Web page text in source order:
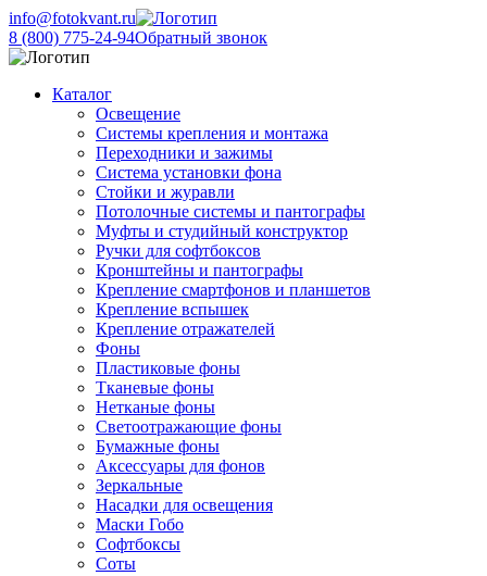
info@fotokvant.ru
8 (800) 775-24-94Обратный звонок
Каталог
Освещение
Системы крепления и монтажа
Переходники и зажимы
Система установки фона
Стойки и журавли
Потолочные системы и пантографы
Муфты и студийный конструктор
Ручки для софтбоксов
Кронштейны и пантографы
Крепление смартфонов и планшетов
Крепление вспышек
Крепление отражателей
Фоны
Пластиковые фоны
Тканевые фоны
Нетканые фоны
Светоотражающие фоны
Бумажные фоны
Аксессуары для фонов
Зеркальные
Насадки для освещения
Маски Гобо
Софтбоксы
Соты